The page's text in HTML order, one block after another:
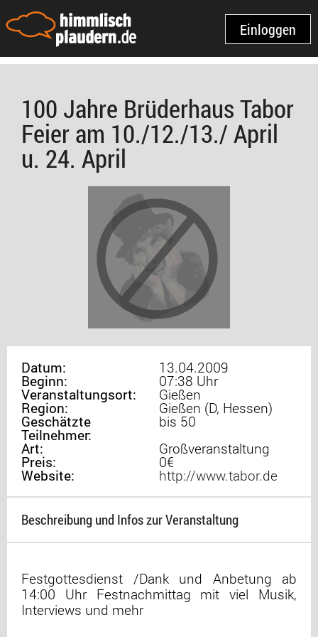
Einloggen
100 Jahre Brüderhaus Tabor
Feier am 10./12./13./ April
u. 24. April
Datum: 13.04.2009
Beginn: 07:38 Uhr
Veranstaltungsort: Gießen
Region: Gießen (D, Hessen)
Geschätzte
Teilnehmer:
bis 50
Art:
Großveranstaltung
Preis: 0€
Website: http://www.tabor.de
Beschreibung und Infos zur Veranstaltung
Festgottesdienst /Dank und Anbetung ab
14:00 Uhr Festnachmittag mit viel Musik,
Interviews und mehr